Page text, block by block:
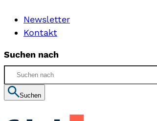
Newsletter
Kontakt
Suchen nach
Suchen